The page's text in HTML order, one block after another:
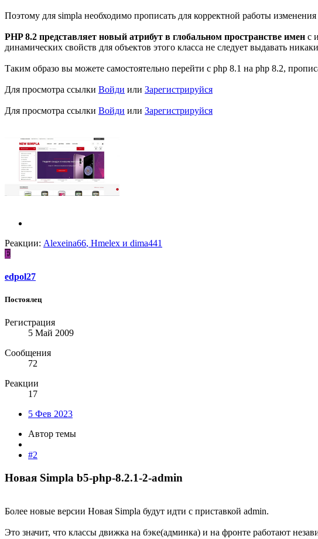
Поэтому для simpla необходимо прописать для корректной работы
PHP 8.2 представляет новый атрибут в глобальном пространстве имен с
динамических свойств для объектов этого класса не следует выдавать
Таким образо вы можете самостоятельно перейти c php 8.1 на php 8.2,
Для просмотра ссылки Войди или Зарегистрируйся
Для просмотра ссылки Войди или Зарегистрируйся
Реакции: Alexeina66, Hmelex и dima441
E
edpol27
Постоялец
Регистрация
5 Май 2009
Сообщения
72
Реакции
17
5 Фев 2023
Автор темы
#2
Новая Simpla b5-php-8.2.1-2-admin​
Более новые версии Новая Simpla будут идти с приставкой admin.
Это значит, что классы движка на бэке(админка) и на фронте работают